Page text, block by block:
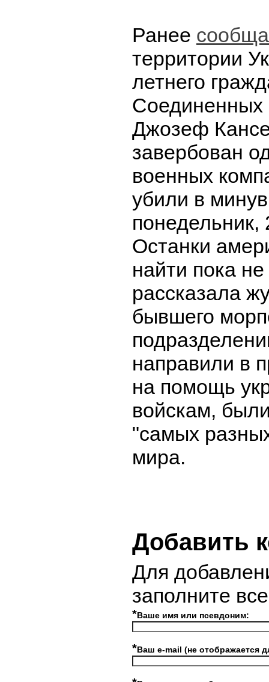
Ранее
территории
летнего
Джозеф
завербован
военных
убили в
понедельник,
Останки
найти пока
рассказала
бывшего
направили в
на помощь
войскам,
"самых
мира.
Добавить
Для
заполните
*Ваше имя или псевдоним:
*Ваш e-mail (не отображается